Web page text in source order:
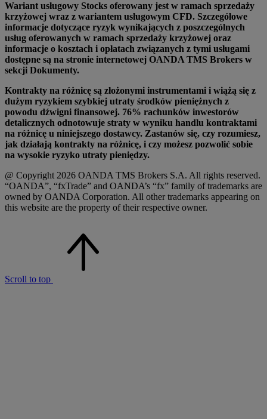
Wariant usługowy Stocks oferowany jest w ramach sprzedaży
krzyżowej wraz z wariantem usługowym CFD. Szczegółowe
informacje dotyczące ryzyk wynikających z poszczególnych
usług oferowanych w ramach sprzedaży krzyżowej oraz
informacje o kosztach i opłatach związanych z tymi usługami
dostępne są na stronie internetowej OANDA TMS Brokers w
sekcji Dokumenty.
Kontrakty na różnicę są złożonymi instrumentami i wiążą się z
dużym ryzykiem szybkiej utraty środków pieniężnych z
powodu dźwigni finansowej. 76% rachunków inwestorów
detalicznych odnotowuje straty w wyniku handlu kontraktami
na różnicę u niniejszego dostawcy. Zastanów się, czy rozumiesz,
jak działają kontrakty na różnicę, i czy możesz pozwolić sobie
na wysokie ryzyko utraty pieniędzy.
@ Copyright 2026 OANDA TMS Brokers S.A. All rights reserved.
“OANDA”, “fxTrade” and OANDA’s “fx” family of trademarks are
owned by OANDA Corporation. All other trademarks appearing on
this website are the property of their respective owner.
Scroll to top